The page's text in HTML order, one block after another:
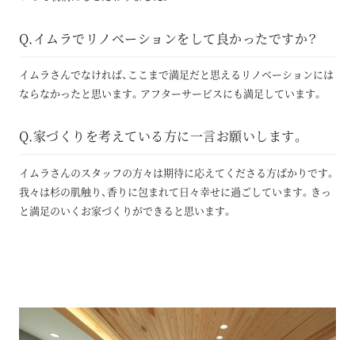
Q.イムラでリノベーションをして良かったですか？
イムラさんでなければ、ここまで満足だと思えるリノベーションには
ならなかったと思います。アフターサービスにも満足しています。
Q.家づくりを考えている方に一言お願いします。
イムラさんのスタッフの方々は期待に応えてくださる方ばかりです。
我々は杉の肌触り、香りに包まれて日々幸せに過ごしています。きっ
と満足のいくお家づくりができると思います。